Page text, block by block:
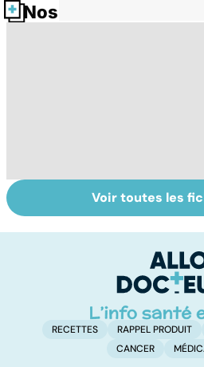
Nos fiches santé
osseuse : des
Voir toutes les
RECETTES RAPPEL PRODUIT
CANCER